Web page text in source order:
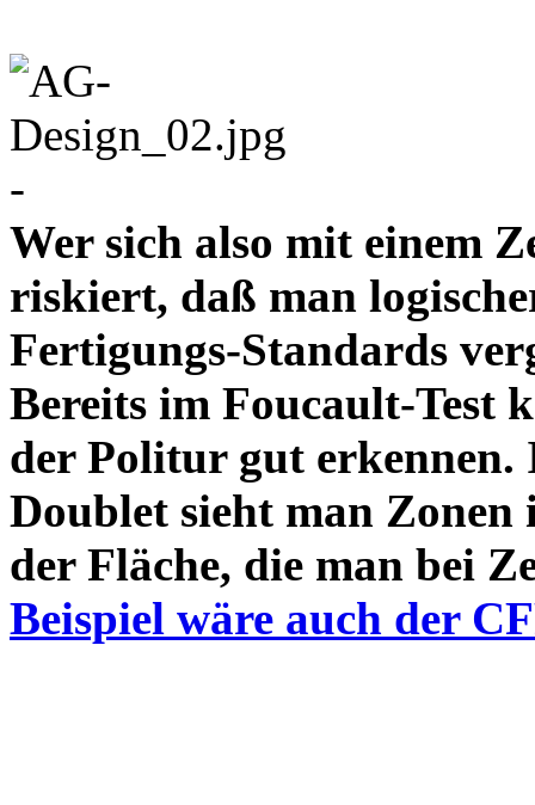
-
Wer sich also mit einem
riskiert, daß man
Fertigungs-Standards
Bereits im Foucault-Test
der Politur gut
Doublet sieht man Zonen
der Fläche, die man bei
Beispiel wäre auch der